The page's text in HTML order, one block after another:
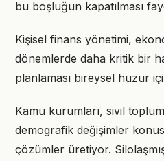
bu boşluğun kapatılması
Kişisel finans yönetimi,
dönemlerde daha kritik bir
planlaması bireysel huzur
Kamu kurumları, sivil
demografik değişimler
çözümler üretiyor.